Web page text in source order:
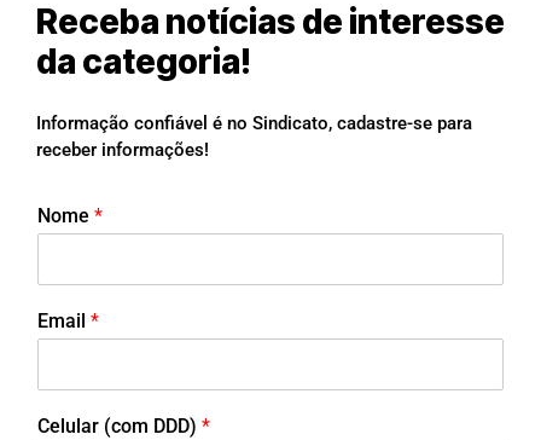
Receba notícias de interesse
da categoria!
Informação confiável é no Sindicato, cadastre-se para
receber informações!
Nome *
Email *
Celular (com DDD) *